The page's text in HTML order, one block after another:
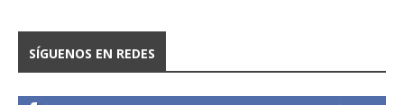
SÍGUENOS EN REDES